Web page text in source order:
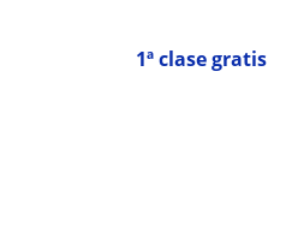
1ª clase gratis